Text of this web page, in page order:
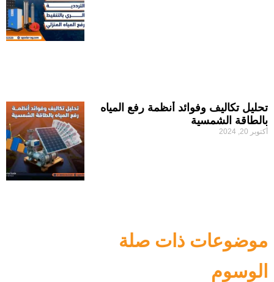
تحليل تكاليف وفوائد أنظمة رفع المياه
بالطاقة الشمسية
أكتوبر 20, 2024
موضوعات ذات صلة
الوسوم